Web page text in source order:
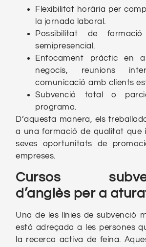
Flexibilitat horària per
la jornada laboral.
Possibilitat de
semipresencial.
Enfocament pràctic en
negocis, reunions
comunicació amb clients
Subvenció total o
programa.
D’aquesta manera, els
a una formació de qualitat que
seves oportunitats de
empreses.
Cursos
d’anglès per a
Una de les línies de subvenció
està adreçada a les persones
la recerca activa de feina.